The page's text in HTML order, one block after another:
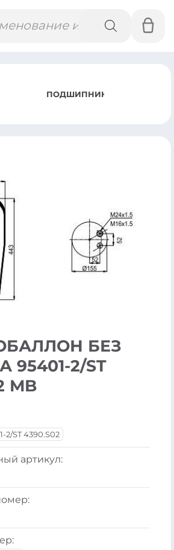
ПОДШИПНИК
БЕЗ
95401-2/ST
MB
2/ST 4390.S02
артикул: